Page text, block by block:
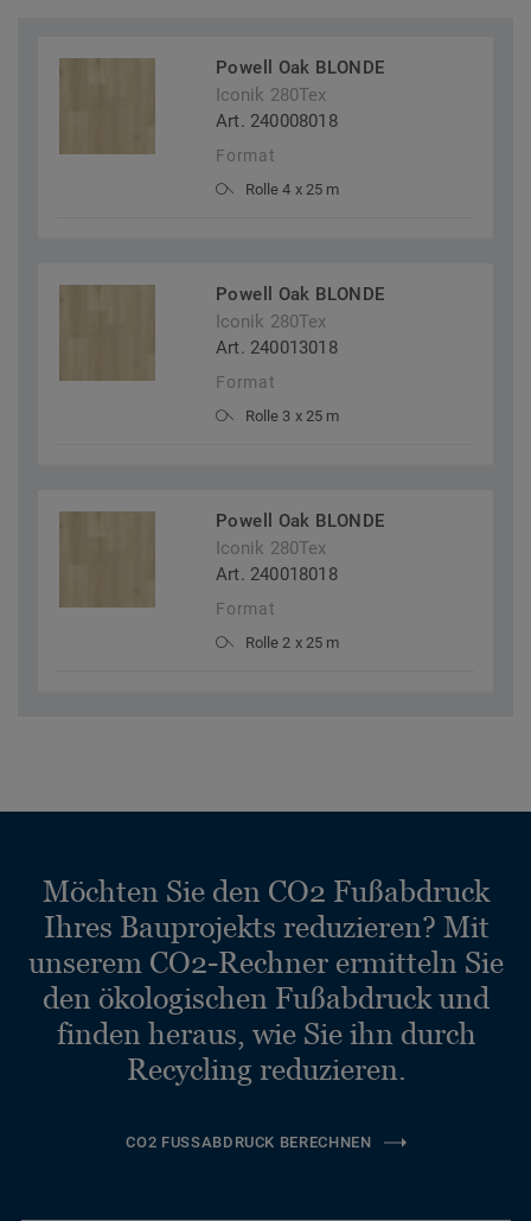
Powell Oak BLONDE
Iconik 280Tex
Art. 240008018
Format
Rolle 4 x 25 m
Powell Oak BLONDE
Iconik 280Tex
Art. 240013018
Format
Rolle 3 x 25 m
Powell Oak BLONDE
Iconik 280Tex
Art. 240018018
Format
Rolle 2 x 25 m
Möchten Sie den CO2 Fußabdruck
Ihres Bauprojekts reduzieren? Mit
unserem CO2-Rechner ermitteln Sie
den ökologischen Fußabdruck und
finden heraus, wie Sie ihn durch
Recycling reduzieren.
CO2 FUSSABDRUCK BERECHNEN